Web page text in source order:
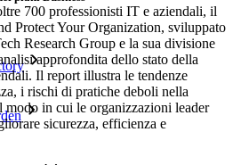
700 professionisti IT e aziendali, il
Protect Your Organization, sviluppato
Research Group e la sua divisione
approfondita dello stato della
Il report illustra le tendenze
i rischi di pratiche deboli nella
modo in cui le organizzazioni leader
sicurezza, efficienza e